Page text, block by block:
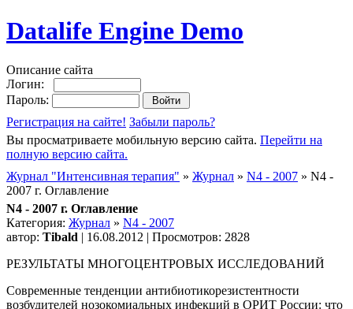
Datalife Engine Demo
Описание сайта
Логин:
Пароль:
Регистрация на сайте! Забыли пароль?
Вы просматриваете мобильную версию сайта. Перейти на
полную версию сайта.
Журнал "Интенсивная терапия" » Журнал » N4 - 2007 » N4 -
2007 г. Оглавление
N4 - 2007 г. Оглавление
Категория: Журнал » N4 - 2007
автор: Tibald | 16.08.2012 | Просмотров: 2828
РЕЗУЛЬТАТЫ МНОГОЦЕНТРОВЫХ ИССЛЕДОВАНИЙ
Современные тенденции антибиотикорезистентности
возбудителей нозокомиальных инфекций в ОРИТ России: что